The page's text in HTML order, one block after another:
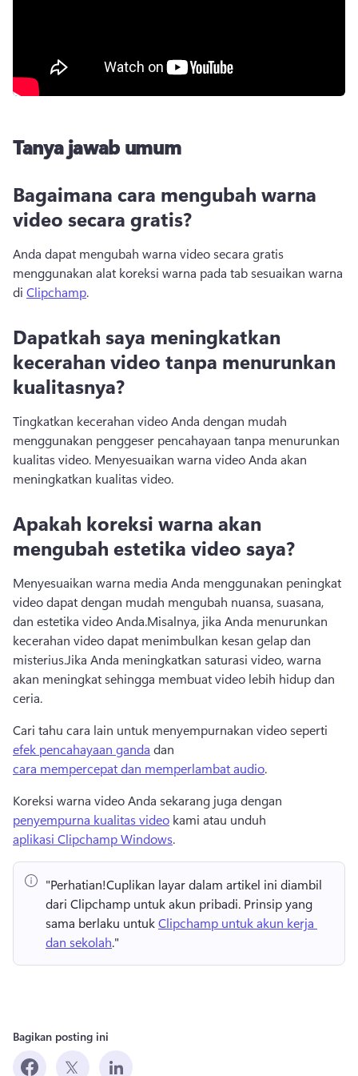
Tanya jawab umum
Bagaimana cara mengubah warna
video secara gratis?
Anda dapat mengubah warna video secara gratis
menggunakan alat koreksi warna pada tab sesuaikan warna
di Clipchamp.
Dapatkah saya meningkatkan
kecerahan video tanpa menurunkan
kualitasnya?
Tingkatkan kecerahan video Anda dengan mudah
menggunakan penggeser pencahayaan tanpa menurunkan
kualitas video. Menyesuaikan warna video Anda akan
meningkatkan kualitas video.
Apakah koreksi warna akan
mengubah estetika video saya?
Menyesuaikan warna media Anda menggunakan peningkat
video dapat dengan mudah mengubah nuansa, suasana,
dan estetika video Anda.Misalnya, jika Anda menurunkan
kecerahan video dapat menimbulkan kesan gelap dan
misterius.Jika Anda meningkatkan saturasi video, warna
akan meningkat sehingga membuat video lebih hidup dan
ceria.
Cari tahu cara lain untuk menyempurnakan video seperti
efek pencahayaan ganda dan
cara mempercepat dan memperlambat audio.
Koreksi warna video Anda sekarang juga dengan
penyempurna kualitas video kami atau unduh
aplikasi Clipchamp Windows.
"Perhatian!Cuplikan layar dalam artikel ini diambil
dari Clipchamp untuk akun pribadi. Prinsip yang
sama berlaku untuk Clipchamp untuk akun kerja
dan sekolah."
Bagikan posting ini